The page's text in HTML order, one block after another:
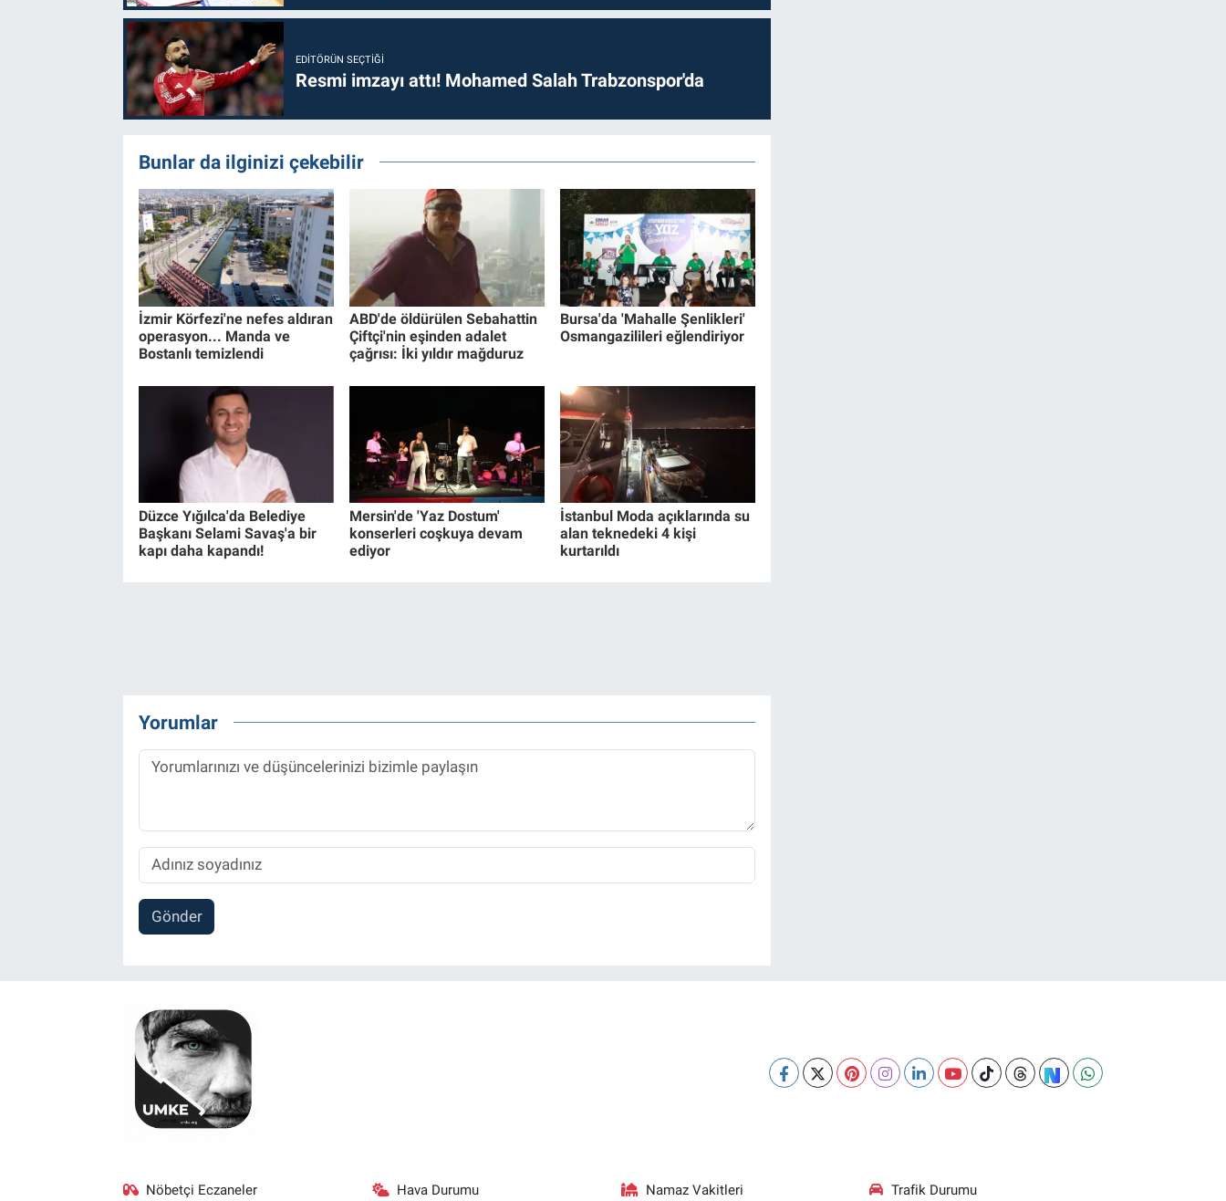
EDITÖRÜN SEÇTIĞI
Resmi imzayı attı! Mohamed Salah Trabzonspor'da
Bunlar da ilginizi çekebilir
İzmir Körfezi'ne nefes aldıran
operasyon... Manda ve
Bostanlı temizlendi
ABD'de öldürülen Sebahattin
Çiftçi'nin eşinden adalet
çağrısı: İki yıldır mağduruz
Bursa'da 'Mahalle Şenlikleri'
Osmangazilileri eğlendiriyor
Düzce Yığılca'da Belediye
Başkanı Selami Savaş'a bir
kapı daha kapandı!
Mersin'de 'Yaz Dostum'
konserleri coşkuya devam
ediyor
İstanbul Moda açıklarında su
alan teknedeki 4 kişi
kurtarıldı
Yorumlar
Gönder
Nöbetçi Eczaneler Hava Durumu Namaz Vakitleri Trafik Durumu